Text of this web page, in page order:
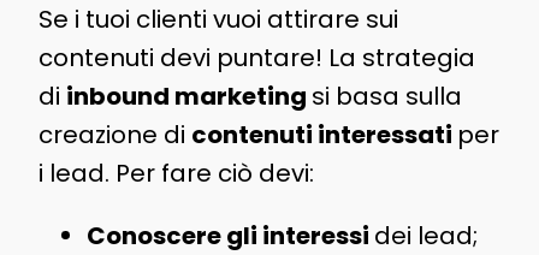
Se i tuoi clienti vuoi attirare sui
contenuti devi puntare! La strategia
di inbound marketing si basa sulla
creazione di contenuti interessati per
i lead. Per fare ciò devi:
Conoscere gli interessi dei lead;